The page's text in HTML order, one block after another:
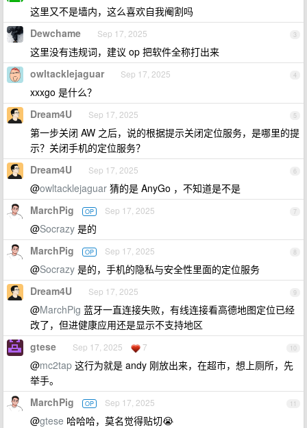
这里又不是墙内，这么喜欢自我阉割吗
3
Dewchame Sep 17, 2025
这里没有违规词，建议 op 把软件全称打出来
4
owltacklejaguar Sep 17, 2025
xxxgo 是什么？
5
Dream4U Sep 17, 2025
第一步关闭 AW 之后，说的根据提示关闭定位服务，是哪里的提
示？关闭手机的定位服务？
6
Dream4U Sep 17, 2025
@owltacklejaguar 猜的是 AnyGo ，不知道是不是
7
MarchPig OP Sep 17, 2025
@Socrazy 是的
8
MarchPig OP Sep 17, 2025
@Socrazy 是的，手机的隐私与安全性里面的定位服务
9
Dream4U Sep 17, 2025
@MarchPig 蓝牙一直连接失败，有线连接看高德地图定位已经
改了，但进健康应用还是显示不支持地区
10
gtese Sep 17, 2025 7
@mc2tap 这行为就是 andy 刚放出来，在超市，想上厕所，先
举手。
11
MarchPig OP Sep 17, 2025
@gtese 哈哈哈，莫名觉得贴切😭